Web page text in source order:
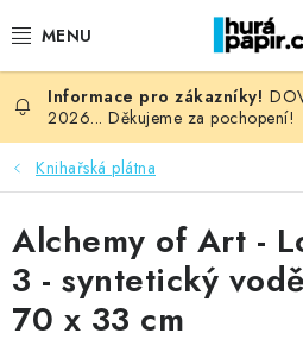
na
NOVINKY
HURÁ DÍLNA
VŠECHNO ZBOŽÍ
KNIHAŘSKÝ MATERIÁL
2026... Děkujeme za pochopení!
Knihařská plátna
Alchemy of Art -
3 - syntetický
70 x 33 cm